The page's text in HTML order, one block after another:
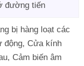
đường tiến
bị hàng loạt các
động, Cửa kính
Cảm biến âm